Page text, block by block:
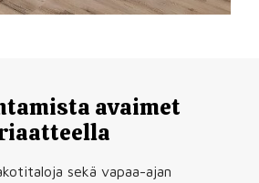
avaimet
sekä vapaa-ajan